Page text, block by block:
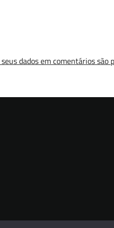
dados em comentários são